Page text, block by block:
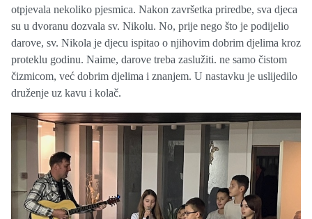
otpjevala nekoliko pjesmica. Nakon završetka priredbe, sva djeca
su u dvoranu dozvala sv. Nikolu. No, prije nego što je podijelio
darove, sv. Nikola je djecu ispitao o njihovim dobrim djelima kroz
proteklu godinu. Naime, darove treba zaslužiti. ne samo čistom
čizmicom, već dobrim djelima i znanjem. U nastavku je uslijedilo
druženje uz kavu i kolač.